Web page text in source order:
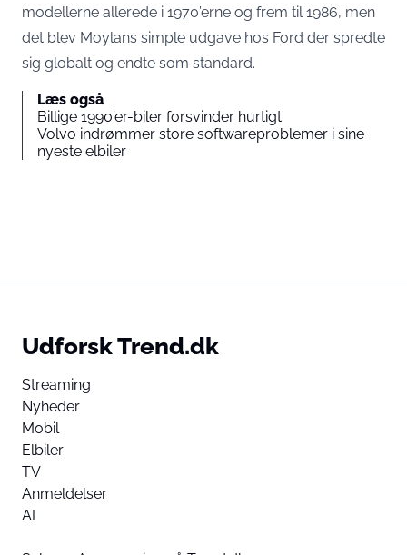
modellerne allerede i 1970’erne og frem til 1986, men
det blev Moylans simple udgave hos Ford der spredte
sig globalt og endte som standard.
Læs også
Billige 1990’er-biler forsvinder hurtigt
Volvo indrømmer store softwareproblemer i sine
nyeste elbiler
Udforsk Trend.dk
Streaming
Nyheder
Mobil
Elbiler
TV
Anmeldelser
AI